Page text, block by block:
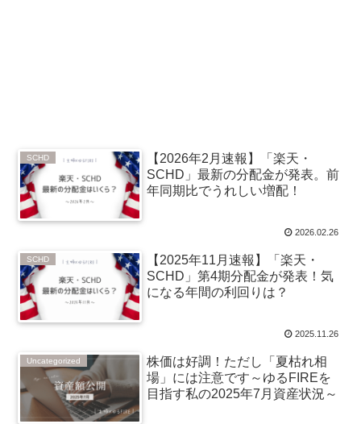
SCHD
【2026年2月速報】「楽天・
SCHD」最新の分配金が発表。前
年同期比でうれしい増配！
2026.02.26
SCHD
【2025年11月速報】「楽天・
SCHD」第4期分配金が発表！気
になる年間の利回りは？
2025.11.26
Uncategorized
株価は好調！ただし「夏枯れ相
場」には注意です～ゆるFIREを
目指す私の2025年7月資産状況～